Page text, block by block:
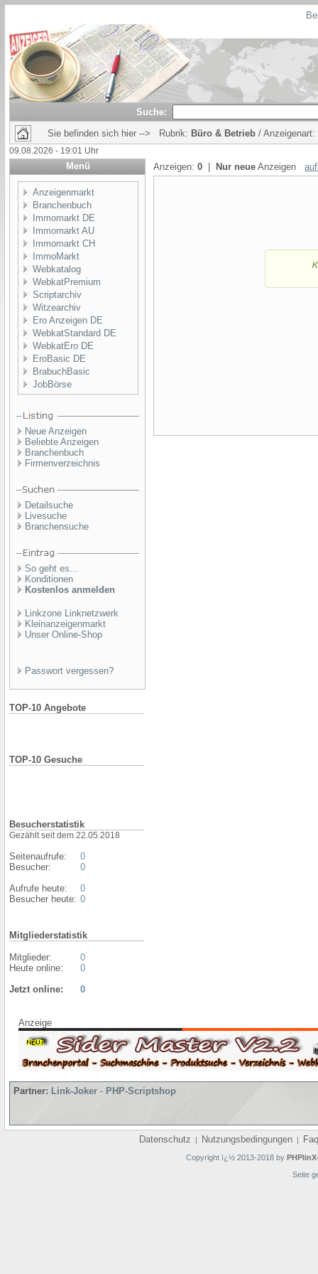
Suche:
Sie befinden sich hier --> Rubrik: Büro & Betrieb / Anzeigenart:
09.08.2026 - 19:01 Uhr
Menü
Anzeigenmarkt
Branchenbuch
Immomarkt DE
Immomarkt AU
Immomarkt CH
ImmoMarkt
Webkatalog
WebkatPremium
Scriptarchiv
Witzearchiv
Ero Anzeigen DE
WebkatStandard DE
WebkatEro DE
EroBasic DE
BrabuchBasic
JobBörse
Neue Anzeigen
Beliebte Anzeigen
Branchenbuch
Firmenverzeichnis
Detailsuche
Livesuche
Branchensuche
So geht es...
Konditionen
Kostenlos anmelden
Linkzone Linknetzwerk
Kleinanzeigenmarkt
Unser Online-Shop
Passwort vergessen?
TOP-10 Angebote
TOP-10 Gesuche
Besucherstatistik
Gezählt seit dem 22.05.2018
Seitenaufrufe:
Besucher:
Aufrufe heute:
Besucher heute:
0
0
0
0
Mitgliederstatistik
Mitglieder:
Heute online:
0
0
Jetzt online:
0
Anzeigen: 0 Nur neue Anzeigen
Anzeige
Partner: Link-Joker - PHP-Scriptshop
Datenschutz | Nutzungsbedingungen | Faq
Copyright ï¿½ 2013-2018 by
Seite